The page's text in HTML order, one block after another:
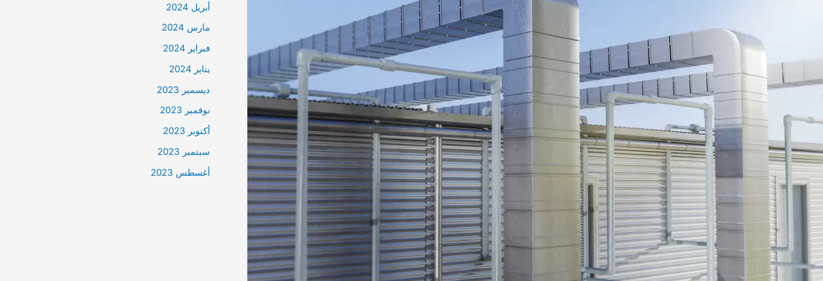
أبريل 2024
مارس 2024
فبراير 2024
يناير 2024
ديسمبر 2023
نوفمبر 2023
أكتوبر 2023
سبتمبر 2023
أغسطس 2023